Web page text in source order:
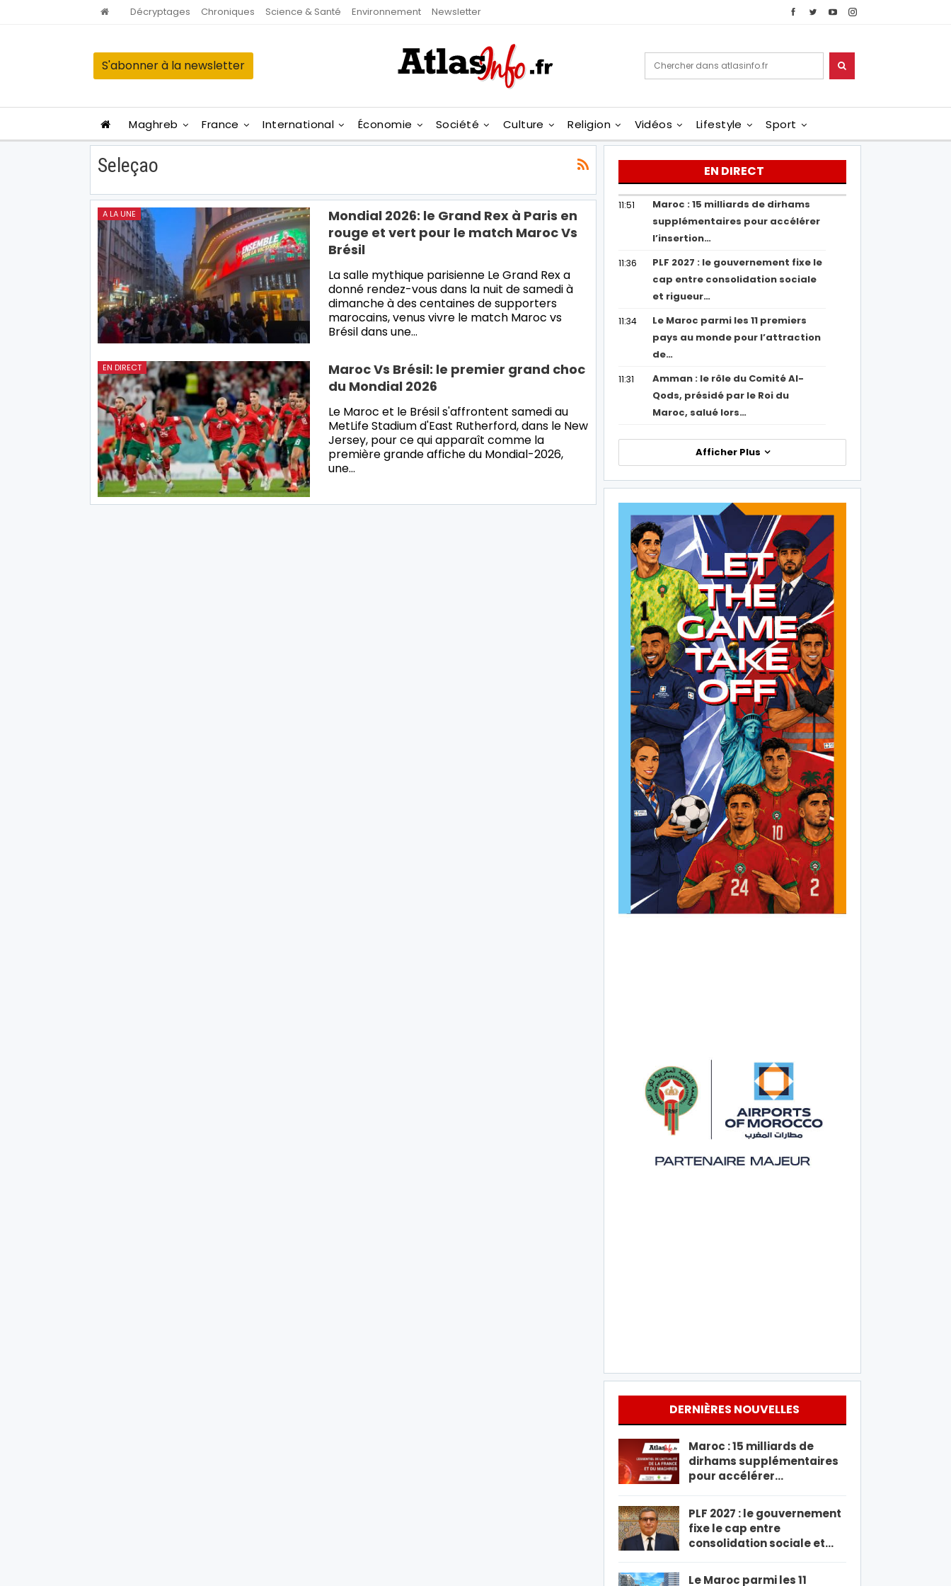
Décryptages Chroniques Science & Santé Environnement Newsletter
S'abonner à la newsletter
Maghreb France International Économie Société Culture Religion Vidéos Lifestyle Sport
Seleçao
A LA UNE
Mondial 2026: le Grand Rex à Paris en
rouge et vert pour le match Maroc Vs
Brésil
La salle mythique parisienne Le Grand Rex a
donné rendez-vous dans la nuit de samedi à
dimanche à des centaines de supporters
marocains, venus vivre le match Maroc vs
Brésil dans une…
EN DIRECT
Maroc Vs Brésil: le premier grand choc
du Mondial 2026
Le Maroc et le Brésil s'affrontent samedi au
MetLife Stadium d'East Rutherford, dans le New
Jersey, pour ce qui apparaît comme la
première grande affiche du Mondial-2026,
une…
EN DIRECT
11:51
Maroc : 15 milliards de dirhams
supplémentaires pour accélérer
l’insertion…
11:36
PLF 2027 : le gouvernement fixe le
cap entre consolidation sociale
et rigueur…
11:34
Le Maroc parmi les 11 premiers
pays au monde pour l’attraction
de…
11:31
Amman : le rôle du Comité Al-
Qods, présidé par le Roi du
Maroc, salué lors…
Afficher Plus
DERNIÈRES NOUVELLES
Maroc : 15 milliards de
dirhams supplémentaires
pour accélérer…
PLF 2027 : le gouvernement
fixe le cap entre
consolidation sociale et…
Le Maroc parmi les 11